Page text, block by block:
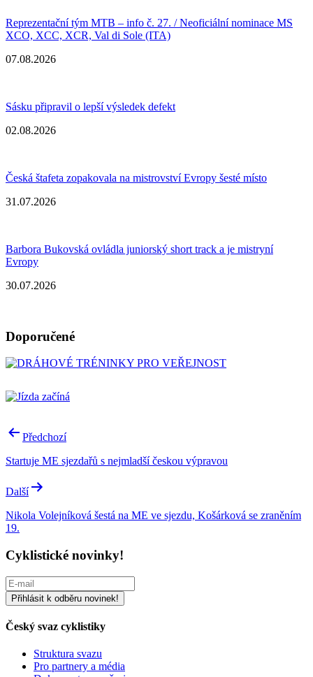
Reprezentační tým MTB – info č. 27. / Neoficiální nominace MS
XCO, XCC, XCR, Val di Sole (ITA)
07.08.2026
Sásku připravil o lepší výsledek defekt
02.08.2026
Česká štafeta zopakovala na mistrovství Evropy šesté místo
31.07.2026
Barbora Bukovská ovládla juniorský short track a je mistryní
Evropy
30.07.2026
Doporučené
Navigace
příspěvek
Předchozí
Startuje ME sjezdařů s nejmladší českou výpravou
Další
Nikola Volejníková šestá na ME ve sjezdu, Košárková se zraněním
19.
Cyklistické novinky!
Český svaz cyklistiky
Struktura svazu
Pro partnery a média